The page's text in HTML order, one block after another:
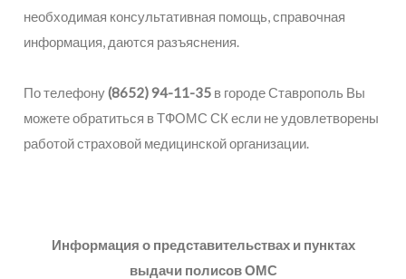
необходимая консультативная помощь, справочная
информация, даются разъяснения.
По телефону(8652) 94-11-35 в городе Ставрополь Вы
можете обратиться в ТФОМС СК если не удовлетворены
работой страховой медицинской организации.
Информация о представительствах и пунктах
выдачи полисов ОМС